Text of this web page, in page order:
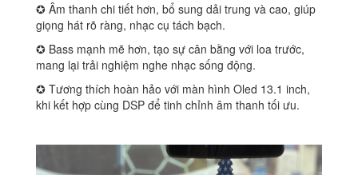
✪ Âm thanh chi tiết hơn, bổ sung dải trung và cao, giúp
giọng hát rõ ràng, nhạc cụ tách bạch.
✪ Bass mạnh mẽ hơn, tạo sự cân bằng với loa trước,
mang lại trải nghiệm nghe nhạc sống động.
✪ Tương thích hoàn hảo với màn hình Oled 13.1 inch,
khi kết hợp cùng DSP để tinh chỉnh âm thanh tối ưu.